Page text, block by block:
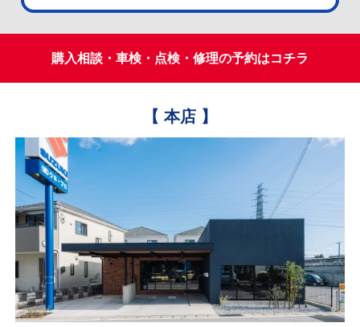
購入相談・車検・点検・修理の予約はコチラ
【 本店 】